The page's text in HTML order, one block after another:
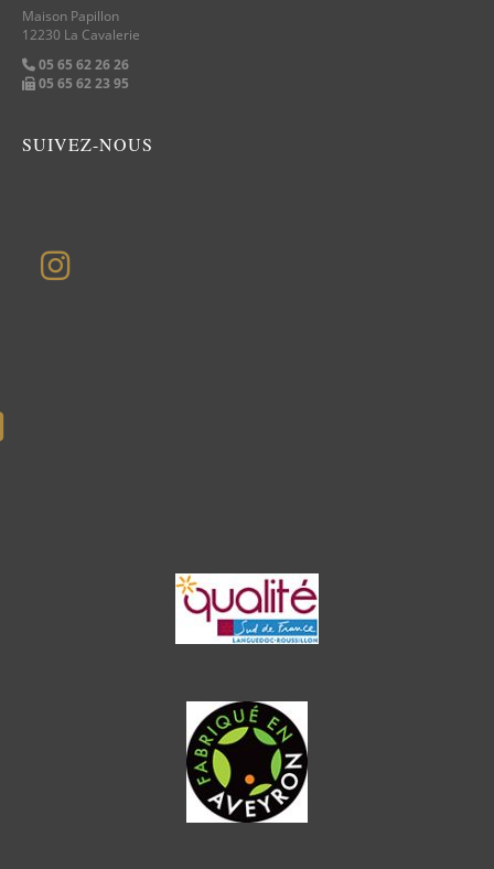
Maison Papillon
12230 La Cavalerie
05 65 62 26 26
05 65 62 23 95
SUIVEZ-NOUS